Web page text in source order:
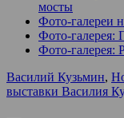
мосты
Фото-галереи
Фото-галерея:
Фото-галерея:
Василий Кузьмин,
выставки Василия